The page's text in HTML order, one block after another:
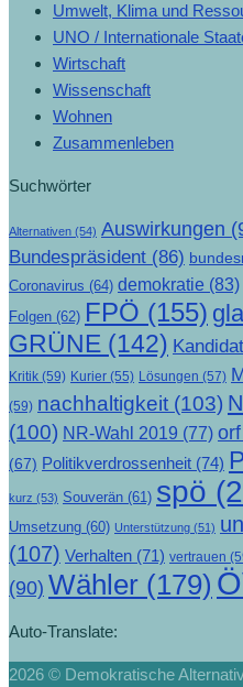
Umwelt, Klima und
UNO / Internationale
Wirtschaft
Wissenschaft
Wohnen
Zusammenleben
Suchwörter
Alternativen (54) Auswirkungen
Bundespräsident (86)
Coronavirus (64) demokratie (83)
Folgen (62) FPÖ (155)
GRÜNE (142)
Kritik (59) Kurier (55) Lösungen (57)
(59) nachhaltigkeit (103)
(100) NR-Wahl 2019 (77) orf
(67) Politikverdrossenheit (74)
kurz (53) Souverän (61) spö
Umsetzung (60) Unterstützung (51)
(107) Verhalten (71) vertrauen
(90) Wähler (179)
Auto-Translate:
2026 © Demokratische